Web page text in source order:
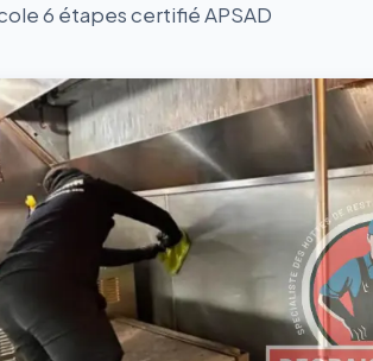
6 étapes certifié APSAD